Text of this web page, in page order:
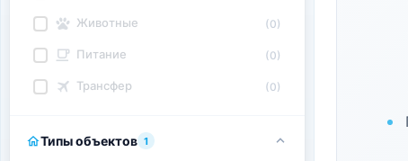
Животные (0)
Питание (0)
Трансфер (0)
Типы объектов 1